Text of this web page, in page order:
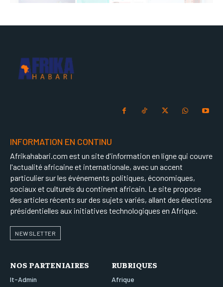
INFORMATION EN CONTINU
Afrikahabari.com est un site d'information en ligne qui couvre
l'actualité africaine et internationale, avec un accent
particulier sur les événements politiques, économiques,
sociaux et culturels du continent africain. Le site propose
des articles récents sur des sujets variés, allant des élections
présidentielles aux initiatives technologiques en Afrique.
NEWSLETTER
NOS PARTENIAIRES
It-Admin
RUBRIQUES
Afrique